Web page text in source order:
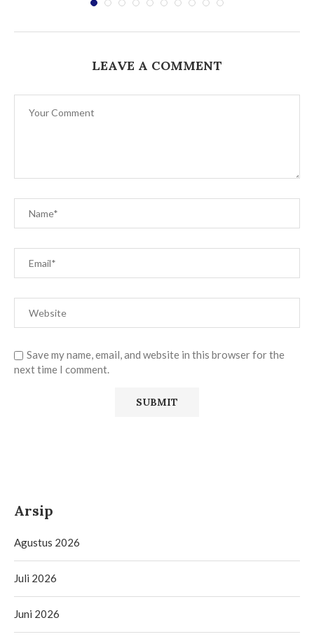
LEAVE A COMMENT
Save my name, email, and website in this browser for the
next time I comment.
Arsip
Agustus 2026
Juli 2026
Juni 2026